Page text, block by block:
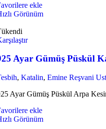
ekle
Görünüm
Ayar Gümüş Püskül
, Katalin, Emine Reşvani
Ayar Gümüş Püskül Arpa
ekle
Görünüm